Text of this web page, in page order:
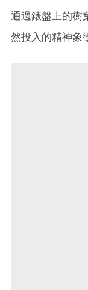
通過錶盤上的樹
然投入的精神象